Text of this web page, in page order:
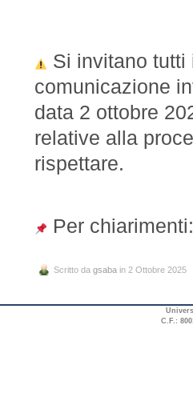
Si invitano tutti
comunicazione
data 2 ottobre
relative alla
rispettare.
Per
Scritto da gsaba in 2 Ottobre 2025
C.F.: